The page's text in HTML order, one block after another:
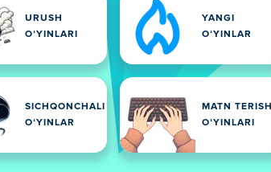
URUSH
OʻYINLARI
YANGI
OʻYINLAR
SICHQONCHALI
OʻYINLAR
MATN TERISH
OʻYINLARI